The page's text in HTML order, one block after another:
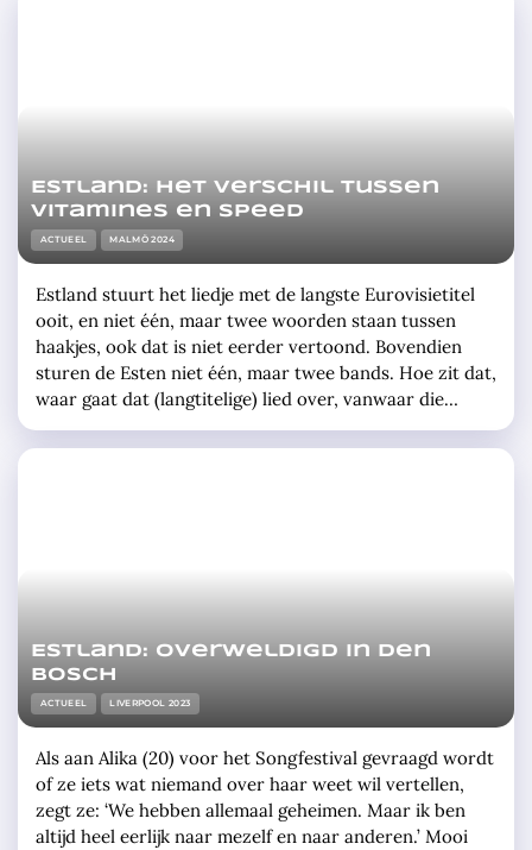
Estland: Het verschil tussen
vitamines en speed
ACTUEEL MALMÖ 2024
Estland stuurt het liedje met de langste Eurovisietitel
ooit, en niet één, maar twee woorden staan tussen
haakjes, ook dat is niet eerder vertoond. Bovendien
sturen de Esten niet één, maar twee bands. Hoe zit dat,
waar gaat dat (langtitelige) lied over, vanwaar die
(dubbele) haakjes, en wie zijn die (zes) artiesten
eigenlijk? De bands De twee bands die samen … »
Estland: overweldigd in Den
Bosch
ACTUEEL LIVERPOOL 2023
Als aan Alika (20) voor het Songfestival gevraagd wordt
of ze iets wat niemand over haar weet wil vertellen,
zegt ze: ‘We hebben allemaal geheimen. Maar ik ben
altijd heel eerlijk naar mezelf en naar anderen.’ Mooi